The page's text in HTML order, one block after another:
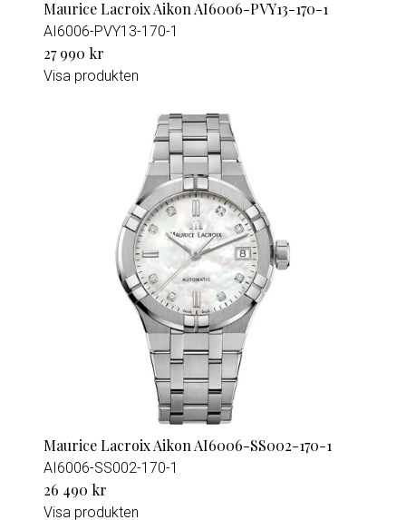
Maurice Lacroix Aikon AI6006-PVY13-170-1
AI6006-PVY13-170-1
27 990 kr
Visa produkten
Maurice Lacroix Aikon AI6006-SS002-170-1
AI6006-SS002-170-1
26 490 kr
Visa produkten